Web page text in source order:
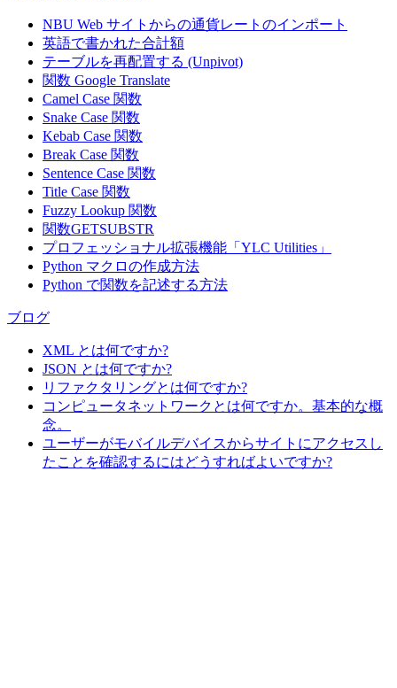
NBU Web サイトからの通貨レートのインポート
英語で書かれた合計額
テーブルを再配置する (Unpivot)
関数 Google Translate
Camel Case 関数
Snake Case 関数
Kebab Case 関数
Break Case 関数
Sentence Case 関数
Title Case 関数
Fuzzy Lookup 関数
関数GETSUBSTR
プロフェッショナル拡張機能「YLC Utilities」
Python マクロの作成方法
Python で関数を記述する方法
ブログ
XML とは何ですか?
JSON とは何ですか?
リファクタリングとは何ですか?
コンピュータネットワークとは何ですか。基本的な概
念。
ユーザーがモバイルデバイスからサイトにアクセスし
たことを確認するにはどうすればよいですか?